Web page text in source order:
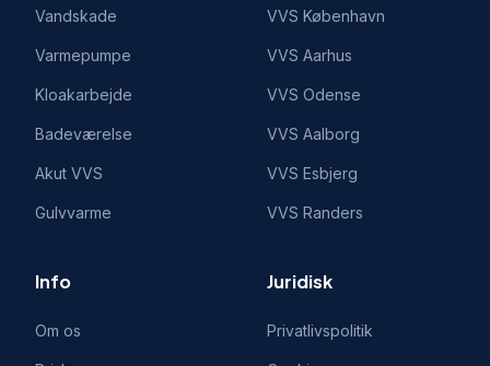
Vandskade
Varmepumpe
Kloakarbejde
Badeværelse
Akut VVS
Gulvvarme
VVS København
VVS Aarhus
VVS Odense
VVS Aalborg
VVS Esbjerg
VVS Randers
Info
Om os
Juridisk
Privatlivspolitik